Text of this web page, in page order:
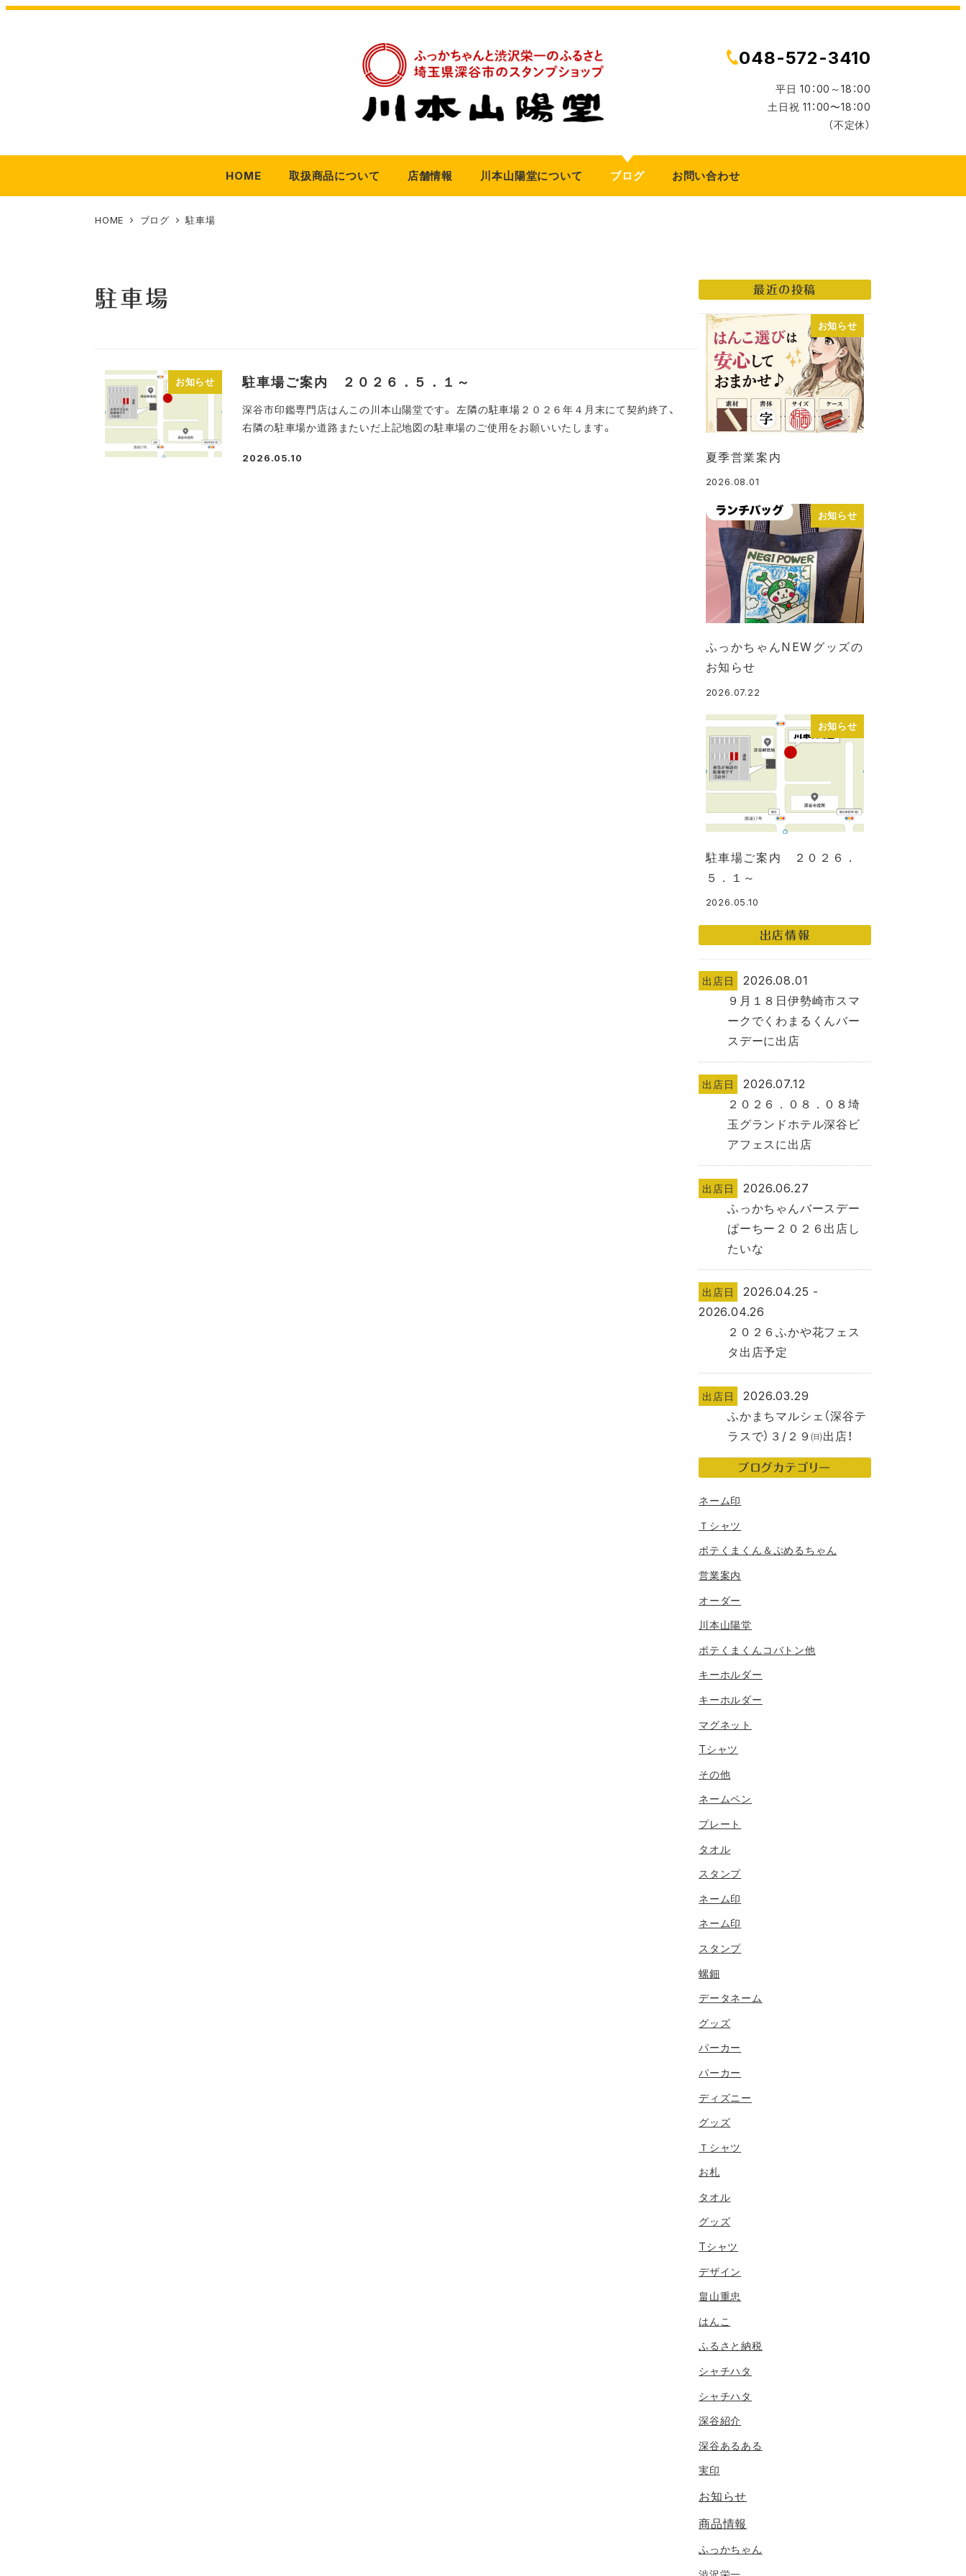
ツ
移
048-572-3410
平日 10：00～18：00
土日祝 11：00〜18：00
（不定休）
HOME 取扱商品について 店舗情報 川本山陽堂について ブログ お問い合わせ
HOME ブログ 駐車場
駐車場
お知らせ 駐車場ご案内 ２０２６．５．１～
深谷市印鑑専門店はんこの川本山陽堂です。 左隣の駐車場２０２６年４月末にて契約終了、
右隣の駐車場か道路またいだ上記地図の駐車場のご使用をお願いいたします。
2026.05.10
最近の投稿
お知らせ
夏季営業案内
2026.08.01
お知らせ
ふっかちゃんNEWグッズの
お知らせ
投稿日
2026.07.22
お知らせ
駐車場ご案内 ２０２６．
５．１～
2026.05.10
出店情報
出店日
2026.08.01
９月１８日伊勢崎市スマ
ークでくわまるくんバー
スデーに出店
出店日
2026.07.12
２０２６．０８．０８埼
玉グランドホテル深谷ビ
アフェスに出店
出店日
2026.06.27
ふっかちゃんバースデー
ぱーちー２０２６出店し
たいな
出店日
2026.04.25 -
2026.04.26
２０２６ふかや花フェス
タ出店予定
出店日
2026.03.29
ふかまちマルシェ（深谷テ
ラスで）３/２９㈰出店！
ブログカテゴリー
ネーム印
Ｔシャツ
ポテくまくん＆ぷめるちゃん
営業案内
オーダー
川本山陽堂
ポテくまくんコバトン他
キーホルダー
キーホルダー
マグネット
Tシャツ
その他
ネームペン
プレート
タオル
スタンプ
ネーム印
ネーム印
スタンプ
螺鈿
データネーム
グッズ
パーカー
パーカー
ディズニー
グッズ
Ｔシャツ
お札
タオル
グッズ
Tシャツ
デザイン
畠山重忠
はんこ
ふるさと納税
シャチハタ
シャチハタ
深谷紹介
深谷あるある
実印
お知らせ
商品情報
ふっかちゃん